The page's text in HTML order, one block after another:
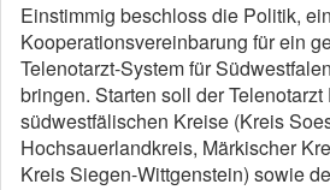
Einstimmig beschloss die Politik,
Kooperationsvereinbarung für ein
Telenotarzt-System für
bringen. Starten soll der
südwestfälischen Kreise (Kreis
Hochsauerlandkreis, Märkischer
Kreis Siegen-Wittgenstein) sowie